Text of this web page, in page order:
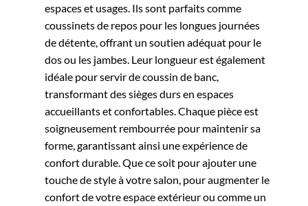
espaces et usages. Ils sont parfaits comme
coussinets de repos pour les longues journées
de détente, offrant un soutien adéquat pour le
dos ou les jambes. Leur longueur est également
idéale pour servir de coussin de banc,
transformant des sièges durs en espaces
accueillants et confortables. Chaque pièce est
soigneusement rembourrée pour maintenir sa
forme, garantissant ainsi une expérience de
confort durable. Que ce soit pour ajouter une
touche de style à votre salon, pour augmenter le
confort de votre espace extérieur ou comme un